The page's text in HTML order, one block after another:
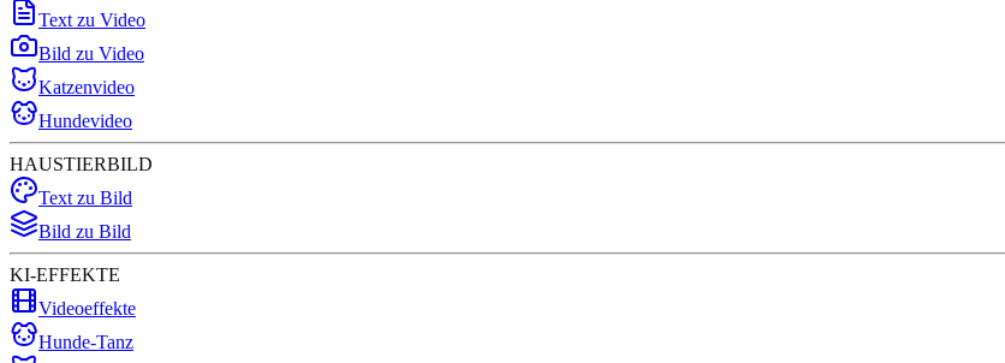
Text zu Video
Bild zu Video
Katzenvideo
Hundevideo
HAUSTIERBILD
Text zu Bild
Bild zu Bild
KI-EFFEKTE
Videoeffekte
Hunde-Tanz